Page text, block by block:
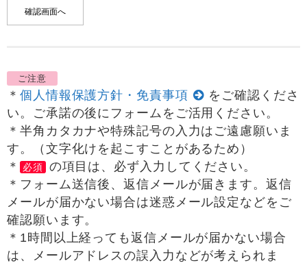
ご注意
＊ 個人情報保護方針・免責事項
をご確認くださ
い。ご承諾の後にフォームをご活用ください。
＊半角カタカナや特殊記号の入力はご遠慮願いま
す。（文字化けを起こすことがあるため）
＊
必須
の項目は、必ず入力してください。
＊フォーム送信後、返信メールが届きます。返信
メールが届かない場合は迷惑メール設定などをご
確認願います。
＊1時間以上経っても返信メールが届かない場合
は、メールアドレスの誤入力などが考えられま